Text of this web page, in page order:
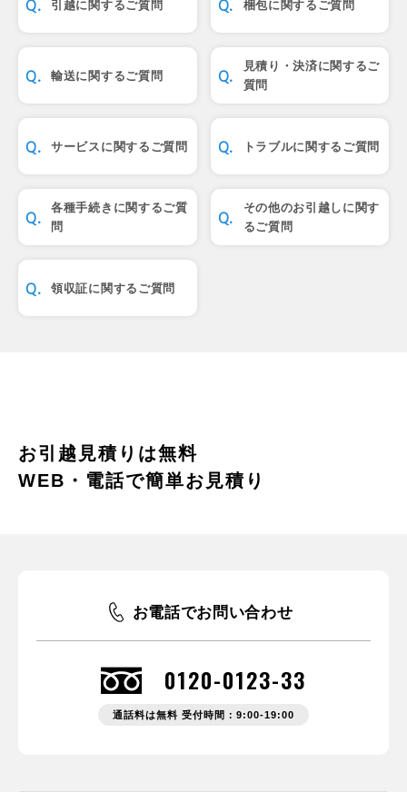
引越に関するご質問 梱包に関するご質問
輸送に関するご質問
見積り・決済に関するご
質問
サービスに関するご質問 トラブルに関するご質問
各種手続きに関するご質
問
その他のお引越しに関す
るご質問
領収証に関するご質問
お引越見積りは無料
WEB・電話で簡単お見積り
お電話でお問い合わせ
0120-0123-33
通話料は無料 受付時間：9:00-19:00